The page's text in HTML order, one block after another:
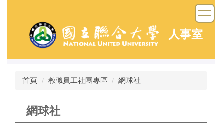
容
人事室
首頁 教職員工社團專區 網球社
網球社